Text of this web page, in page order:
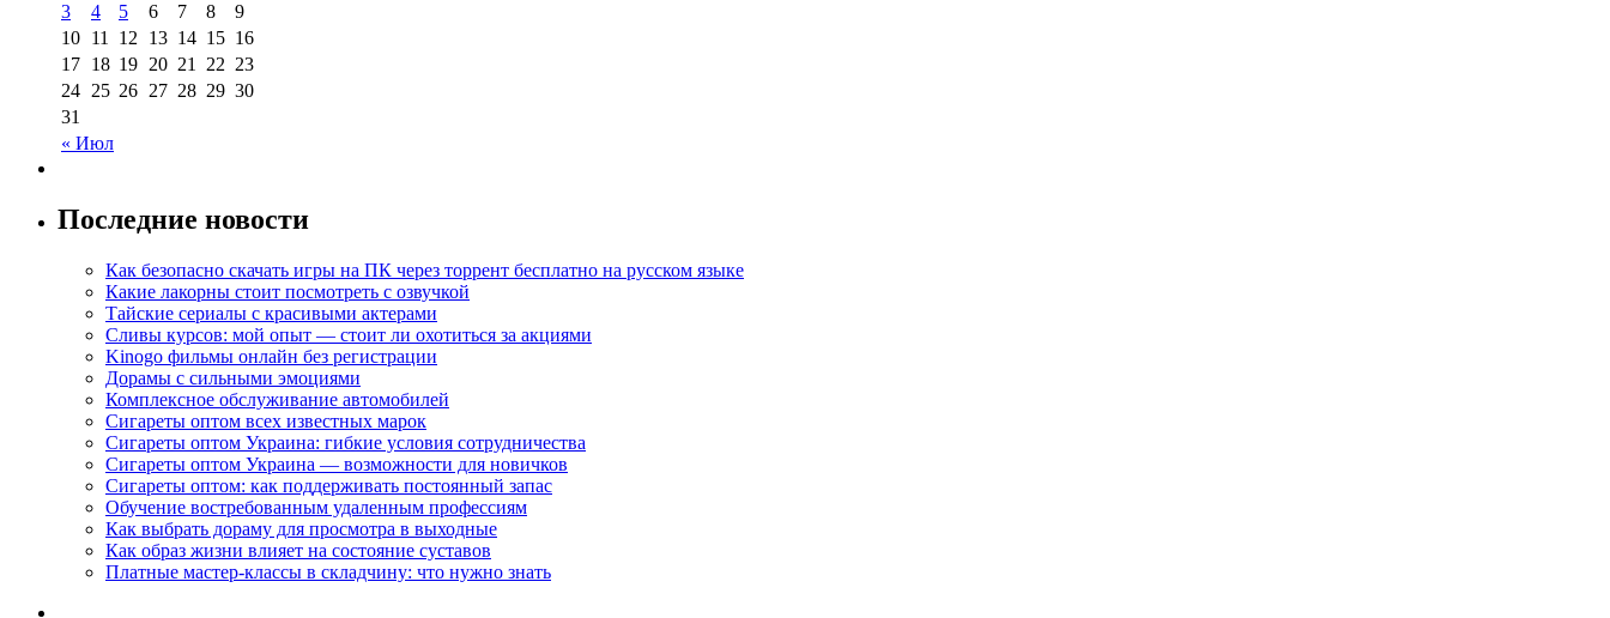
« Июл
3
4 5 6 7 8
9
10 11 12 13 14 15 16
17 18 19 20 21 22 23
24 25 26 27 28 29 30
31
Последние новости
Как безопасно скачать игры на ПК через торрент бесплатно на русском языке
Какие лакорны стоит посмотреть с озвучкой
Тайские сериалы с красивыми актерами
Сливы курсов: мой опыт — стоит ли охотиться за акциями
Kinogo фильмы онлайн без регистрации
Дорамы с сильными эмоциями
Комплексное обслуживание автомобилей
Сигареты оптом всех известных марок
Сигареты оптом Украина: гибкие условия сотрудничества
Сигареты оптом Украина — возможности для новичков
Сигареты оптом: как поддерживать постоянный запас
Обучение востребованным удаленным профессиям
Как выбрать дораму для просмотра в выходные
Как образ жизни влияет на состояние суставов
Платные мастер-классы в складчину: что нужно знать